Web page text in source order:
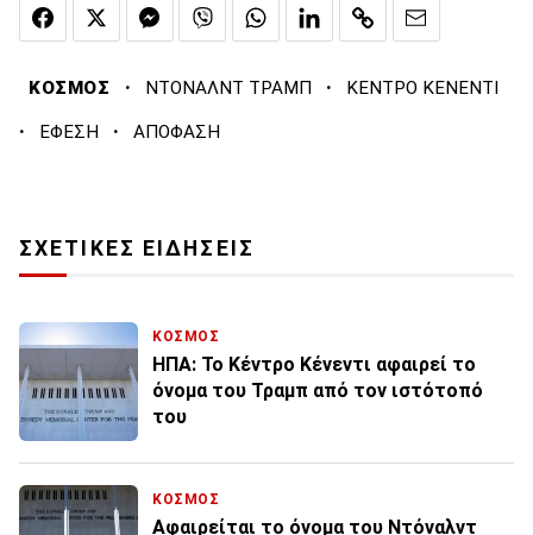
ΚΟΣΜΟΣ · ΝΤΟΝΑΛΝΤ ΤΡΑΜΠ · ΚΕΝΤΡΟ ΚΕΝΕΝΤΙ
· ΕΦΕΣΗ · ΑΠΟΦΑΣΗ
ΣΧΕΤΙΚΕΣ ΕΙΔΗΣΕΙΣ
ΚΟΣΜΟΣ
ΗΠΑ: Το Κέντρο Κένεντι αφαιρεί το
όνομα του Τραμπ από τον ιστότοπό
του
ΚΟΣΜΟΣ
Αφαιρείται το όνομα του Ντόναλντ